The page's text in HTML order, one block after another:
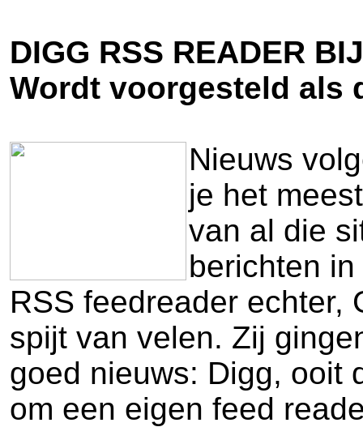
DIGG RSS READER
Wordt voorgesteld als
Nieuws
je het
van al die
berichten
RSS feedreader echter,
spijt van velen. Zij
goed nieuws: Digg, ooit
om een eigen feed